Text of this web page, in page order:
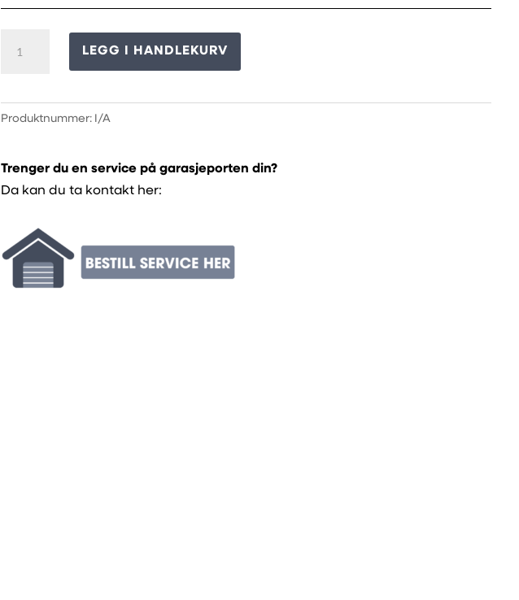
LEGG I HANDLEKURV
Produktnummer: I/A
Trenger du en service på garasjeporten din?
Da kan du ta kontakt her: